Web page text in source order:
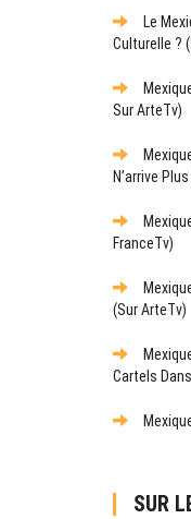
Le
Culturelle ?
Sur ArteTv)
N’arrive
FranceTv)
(sur ArteTv)
Cartels
SUR